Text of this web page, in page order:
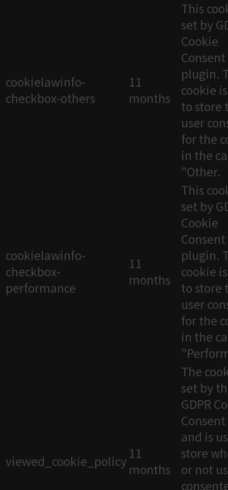
cookielawinfo-
checkbox-others
11
months
This
set by
Cookie
Consent
plugin.
cookie
to store
user
for the
in the
"Other.
cookielawinfo-
checkbox-
performance
11
months
This
set by
Cookie
Consent
plugin.
cookie
to store
user
for the
in the
viewed_cookie_policy 11
months
The
set by
GDPR
and is
store
or not